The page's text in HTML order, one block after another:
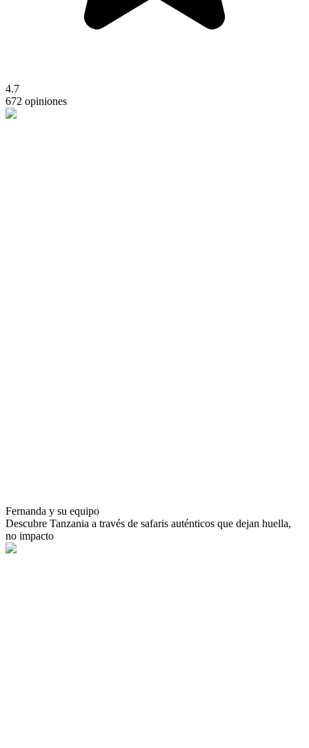
4.7
672 opiniones
Fernanda y su equipo
Descubre Tanzania a través de safaris auténticos que dejan huella,
no impacto